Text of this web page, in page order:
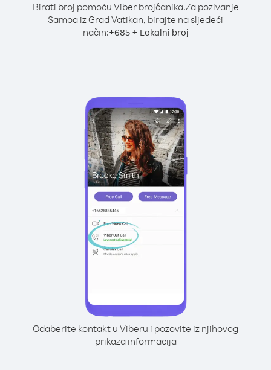
Birati broj pomoću Viber brojčanika.Za pozivanje
Samoa iz Grad Vatikan, birajte na sljedeći
način:+685+ Lokalni broj
Odaberite kontakt u Viberu i pozovite iz njihovog
prikaza informacija